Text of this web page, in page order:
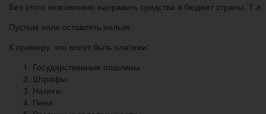
Без этого невозможно направить средства в бюджет страны.
Пустым поле оставлять нельзя.
К примеру, это могут быть платежи:
Государственные пошлины.
Штрафы.
Налоги.
Пени.